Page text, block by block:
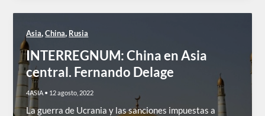
Asia,China, Rusia
INTERREGNUM: China en Asia
central. Fernando Delage
4ASIA • 12 agosto, 2022
La guerra de Ucrania y las sanciones impuestas a